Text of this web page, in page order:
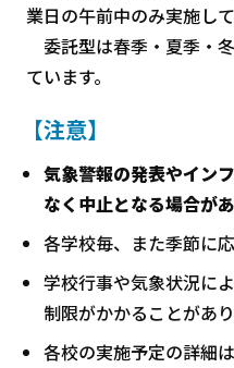
業日の午前中のみ実施して
委託型は春季・夏季・
ています。
【注意】
気象警報の発表やイン
なく中止となる場合があ
各学校毎、また季節に
学校行事や気象状況に
制限がかかることがあり
各校の実施予定の詳細